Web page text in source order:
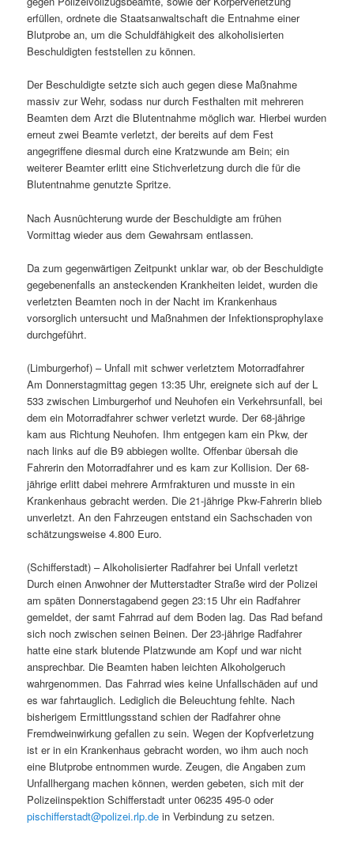
erfüllen, ordnete die Staatsanwaltschaft die Entnahme einer
Blutprobe an, um die Schuldfähigkeit des alkoholisierten
Beschuldigten feststellen zu können.
Der Beschuldigte setzte sich auch gegen diese Maßnahme
massiv zur Wehr, sodass nur durch Festhalten mit mehreren
Beamten dem Arzt die Blutentnahme möglich war. Hierbei wurden
erneut zwei Beamte verletzt, der bereits auf dem Fest
angegriffene diesmal durch eine Kratzwunde am Bein; ein
weiterer Beamter erlitt eine Stichverletzung durch die für die
Blutentnahme genutzte Spritze.
Nach Ausnüchterung wurde der Beschuldigte am frühen
Vormittag wieder aus dem Gewahrsam entlassen.
Da zum gegenwärtigen Zeitpunkt unklar war, ob der Beschuldigte
gegebenenfalls an ansteckenden Krankheiten leidet, wurden die
verletzten Beamten noch in der Nacht im Krankenhaus
vorsorglich untersucht und Maßnahmen der Infektionsprophylaxe
durchgeführt.
(Limburgerhof) – Unfall mit schwer verletztem Motorradfahrer
Am Donnerstagmittag gegen 13:35 Uhr, ereignete sich auf der L
533 zwischen Limburgerhof und Neuhofen ein Verkehrsunfall, bei
dem ein Motorradfahrer schwer verletzt wurde. Der 68-jährige
kam aus Richtung Neuhofen. Ihm entgegen kam ein Pkw, der
nach links auf die B9 abbiegen wollte. Offenbar übersah die
Fahrerin den Motorradfahrer und es kam zur Kollision. Der 68-
jährige erlitt dabei mehrere Armfrakturen und musste in ein
Krankenhaus gebracht werden. Die 21-jährige Pkw-Fahrerin blieb
unverletzt. An den Fahrzeugen entstand ein Sachschaden von
schätzungsweise 4.800 Euro.
(Schifferstadt) – Alkoholisierter Radfahrer bei Unfall verletzt
Durch einen Anwohner der Mutterstadter Straße wird der Polizei
am späten Donnerstagabend gegen 23:15 Uhr ein Radfahrer
gemeldet, der samt Fahrrad auf dem Boden lag. Das Rad befand
sich noch zwischen seinen Beinen. Der 23-jährige Radfahrer
hatte eine stark blutende Platzwunde am Kopf und war nicht
ansprechbar. Die Beamten haben leichten Alkoholgeruch
wahrgenommen. Das Fahrrad wies keine Unfallschäden auf und
es war fahrtauglich. Lediglich die Beleuchtung fehlte. Nach
bisherigem Ermittlungsstand schien der Radfahrer ohne
Fremdweinwirkung gefallen zu sein. Wegen der Kopfverletzung
ist er in ein Krankenhaus gebracht worden, wo ihm auch noch
eine Blutprobe entnommen wurde. Zeugen, die Angaben zum
Unfallhergang machen können, werden gebeten, sich mit der
Polizeiinspektion Schifferstadt unter 06235 495-0 oder
pischifferstadt@polizei.rlp.de in Verbindung zu setzen.